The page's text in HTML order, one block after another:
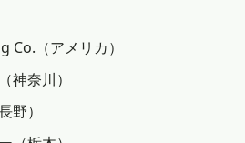
（アメリカ）
神奈川）
野）